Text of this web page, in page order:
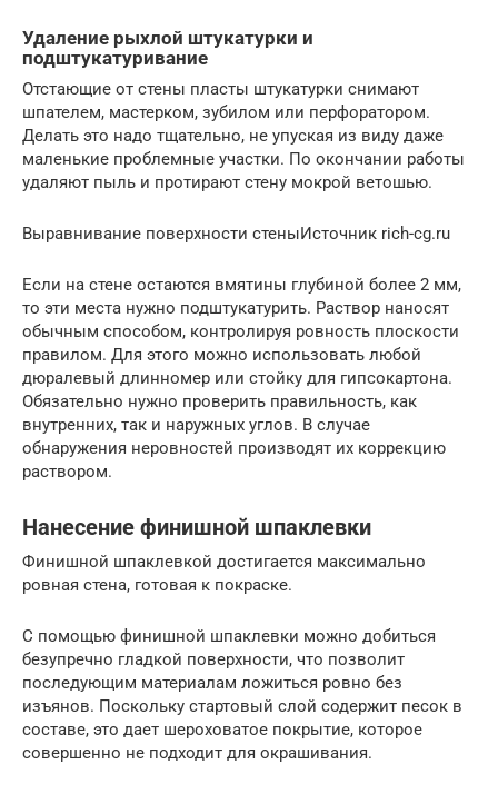
Удаление рыхлой штукатурки и
подштукатуривание
Отстающие от стены пласты штукатурки снимают
шпателем, мастерком, зубилом или перфоратором.
Делать это надо тщательно, не упуская из виду даже
маленькие проблемные участки. По окончании работы
удаляют пыль и протирают стену мокрой ветошью.
Выравнивание поверхности стеныИсточник rich-cg.ru
Если на стене остаются вмятины глубиной более 2 мм,
то эти места нужно подштукатурить. Раствор наносят
обычным способом, контролируя ровность плоскости
правилом. Для этого можно использовать любой
дюралевый длинномер или стойку для гипсокартона.
Обязательно нужно проверить правильность, как
внутренних, так и наружных углов. В случае
обнаружения неровностей производят их коррекцию
раствором.
Нанесение финишной шпаклевки
Финишной шпаклевкой достигается максимально
ровная стена, готовая к покраске.
С помощью финишной шпаклевки можно добиться
безупречно гладкой поверхности, что позволит
последующим материалам ложиться ровно без
изъянов. Поскольку стартовый слой содержит песок в
составе, это дает шероховатое покрытие, которое
совершенно не подходит для окрашивания.